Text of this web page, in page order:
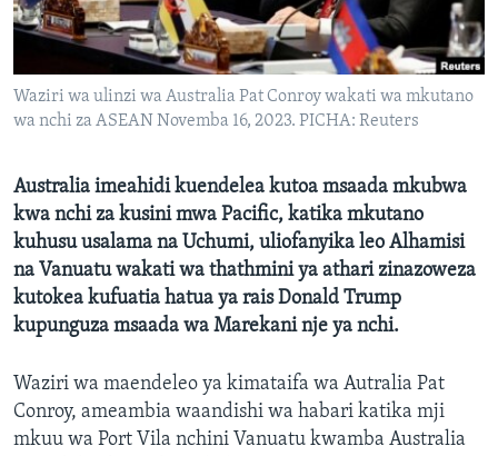
Waziri wa ulinzi wa Australia Pat Conroy wakati wa mkutano
wa nchi za ASEAN Novemba 16, 2023. PICHA: Reuters
Australia imeahidi kuendelea kutoa msaada mkubwa
kwa nchi za kusini mwa Pacific, katika mkutano
kuhusu usalama na Uchumi, uliofanyika leo Alhamisi
na Vanuatu wakati wa thathmini ya athari zinazoweza
kutokea kufuatia hatua ya rais Donald Trump
kupunguza msaada wa Marekani nje ya nchi.
Waziri wa maendeleo ya kimataifa wa Autralia Pat
Conroy, ameambia waandishi wa habari katika mji
mkuu wa Port Vila nchini Vanuatu kwamba Australia